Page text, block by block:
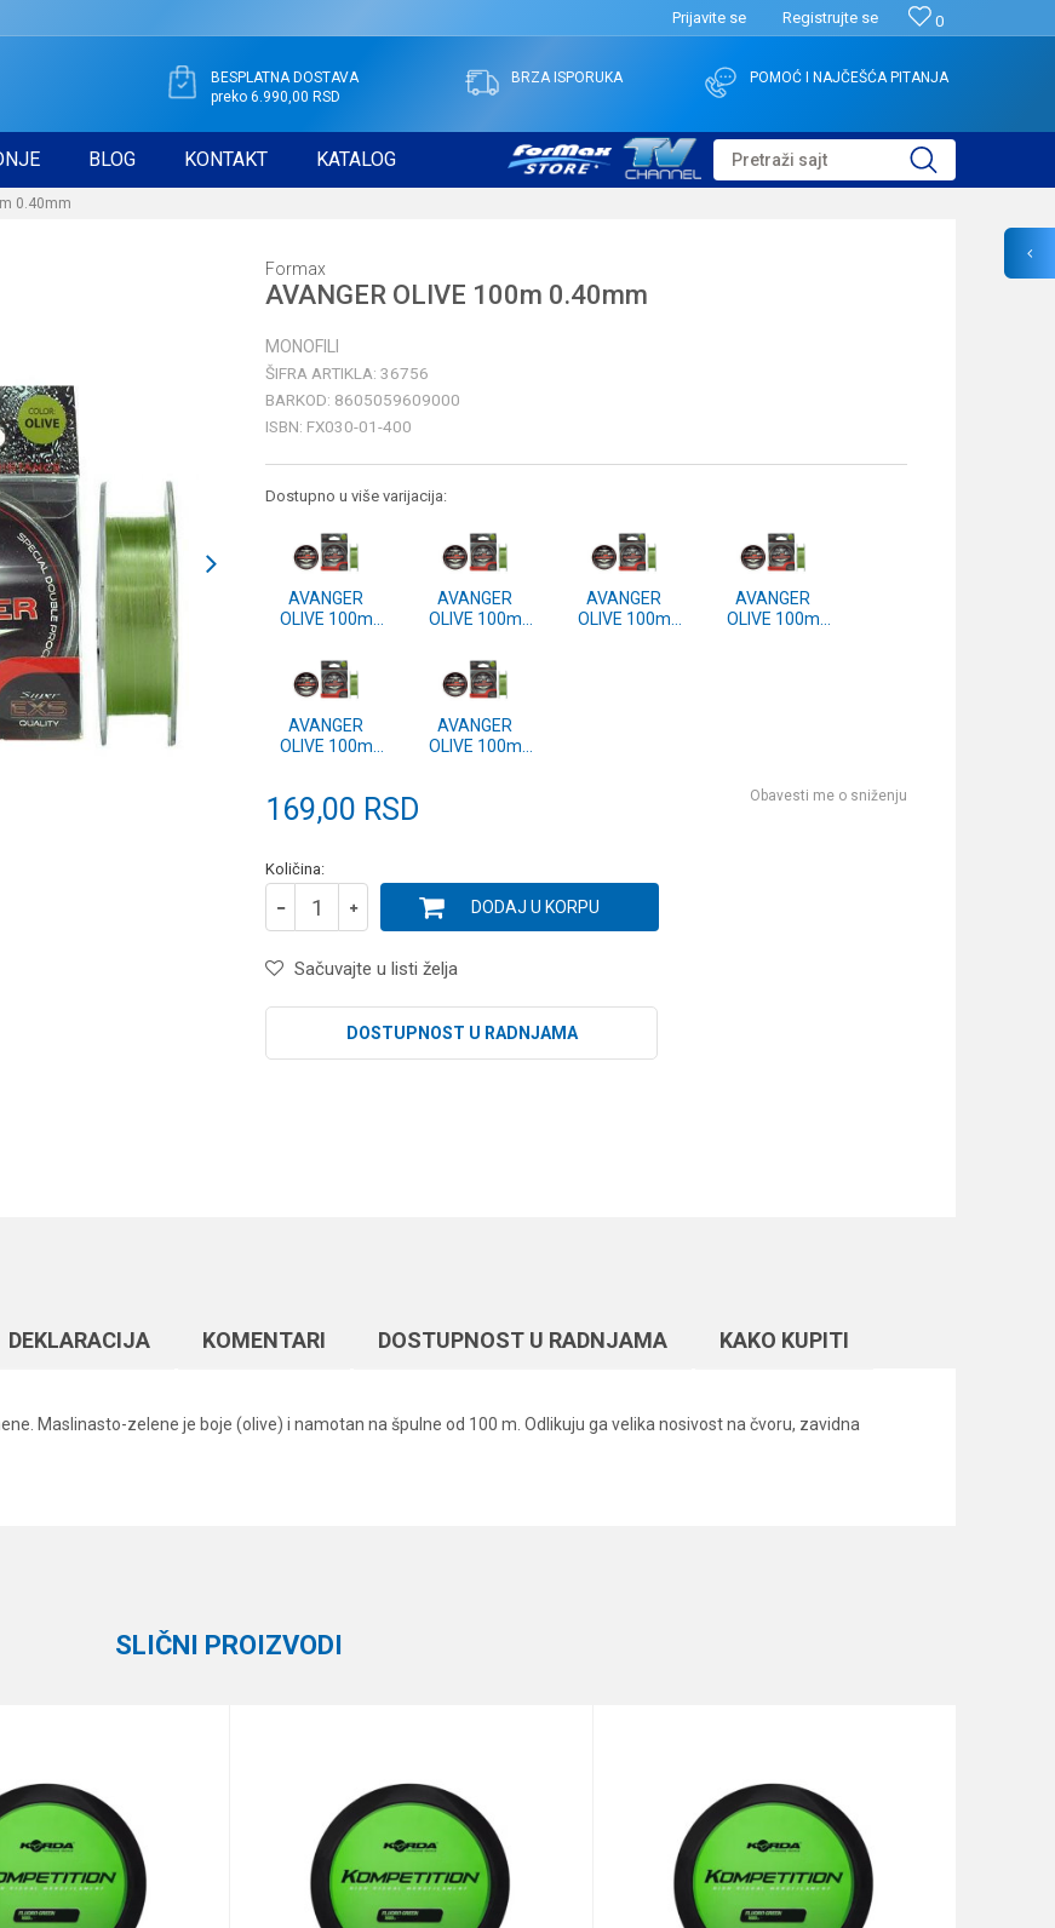
0
Prijavite se Registrujte se
BESPLATNA DOSTAVA
preko 6.990,00 RSD
BRZA ISPORUKA POMOĆ I NAJČEŠĆA PITANJA
BLOG KONTAKT KATALOG Pretraži sajt
0.40mm
Formax
AVANGER OLIVE 100m 0.40mm
MONOFILI
ŠIFRA ARTIKLA: 36756
BARKOD: 8605059609000
ISBN: FX030-01-400
Dostupno u više varijacija:
AVANGER
OLIVE 100m
AVANGER
OLIVE 100m
AVANGER
OLIVE 100m
AVANGER
OLIVE 100m
AVANGER
OLIVE 100m
AVANGER
OLIVE 100m
169,00 RSD Obavesti me o sniženju
Količina:
DODAJ U KORPU
Sačuvajte u listi želja
DOSTUPNOST U RADNJAMA
DEKLARACIJA KOMENTARI DOSTUPNOST U RADNJAMA KAKO KUPITI
Maslinasto-zelene je boje (olive) i namotan na špulne od 100 m. Odlikuju ga velika nosivost na čvoru, zavidna
je 9 - 4 :
SLIČNI PROIZVODI